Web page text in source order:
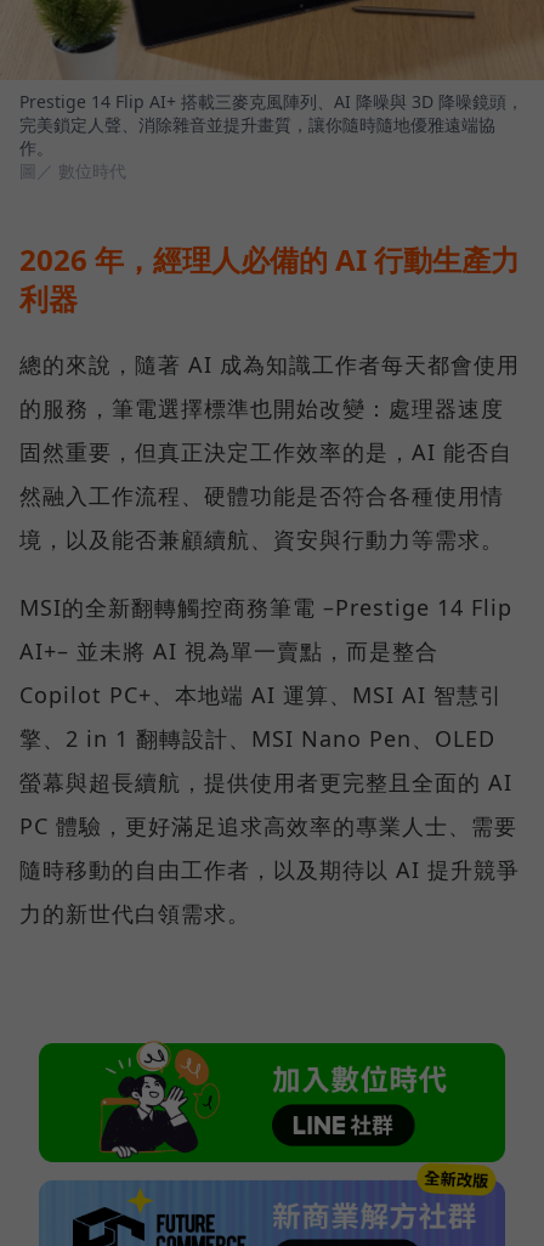
Prestige 14 Flip AI+ 搭載三麥克風陣列、AI 降噪與 3D 降噪鏡頭，
完美鎖定人聲、消除雜音並提升畫質，讓你隨時隨地優雅遠端協
作。
圖／ 數位時代
2026 年，經理人必備的 AI 行動生產力
利器
總的來說，隨著 AI 成為知識工作者每天都會使用
的服務，筆電選擇標準也開始改變：處理器速度
固然重要，但真正決定工作效率的是，AI 能否自
然融入工作流程、硬體功能是否符合各種使用情
境，以及能否兼顧續航、資安與行動力等需求。
MSI的全新翻轉觸控商務筆電 –Prestige 14 Flip
AI+– 並未將 AI 視為單一賣點，而是整合
Copilot PC+、本地端 AI 運算、MSI AI 智慧引
擎、2 in 1 翻轉設計、MSI Nano Pen、OLED
螢幕與超長續航，提供使用者更完整且全面的 AI
PC 體驗，更好滿足追求高效率的專業人士、需要
隨時移動的自由工作者，以及期待以 AI 提升競爭
力的新世代白領需求。